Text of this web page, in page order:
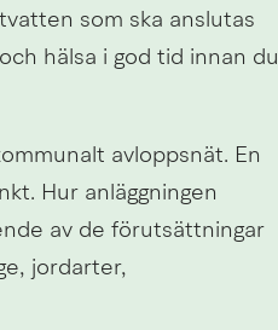
som ska anslutas
hälsa i god tid innan du
avloppsnät. En
Hur anläggningen
av de förutsättningar
jordarter,